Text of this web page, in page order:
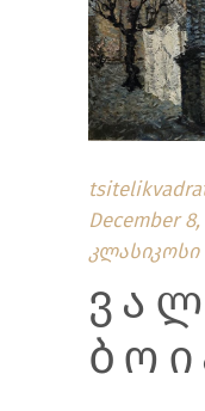
December 8,
კლასიკოსი